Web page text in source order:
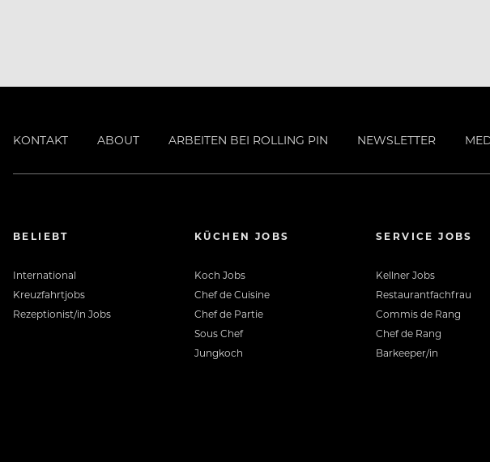
KONTAKT ABOUT ARBEITEN BEI ROLLING PIN NEWSLETTER
BELIEBT
International
Kreuzfahrtjobs
Rezeptionist/in Jobs
KÜCHEN JOBS
Koch Jobs
Chef de Cuisine
Chef de Partie
Sous Chef
Jungkoch
SERVICE JOBS
Kellner Jobs
Restaurantfachfrau
Commis de Rang
Chef de Rang
Barkeeper/in